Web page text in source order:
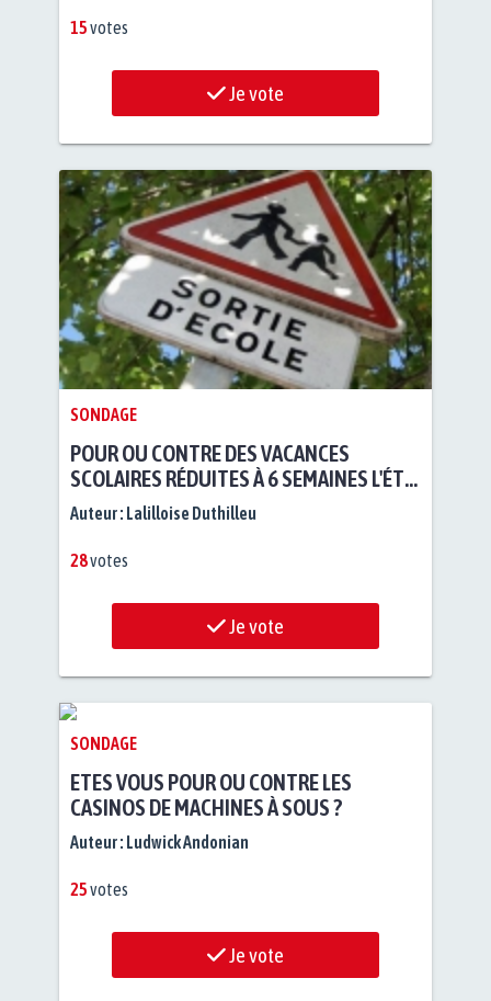
15votes
Je vote
SONDAGE
POUR OU CONTRE DES VACANCES
SCOLAIRES RÉDUITES À 6 SEMAINES L'ÉTÉ
?
Auteur : Lalilloise Duthilleu
28votes
Je vote
SONDAGE
ETES VOUS POUR OU CONTRE LES
CASINOS DE MACHINES À SOUS ?
Auteur : Ludwick Andonian
25votes
Je vote